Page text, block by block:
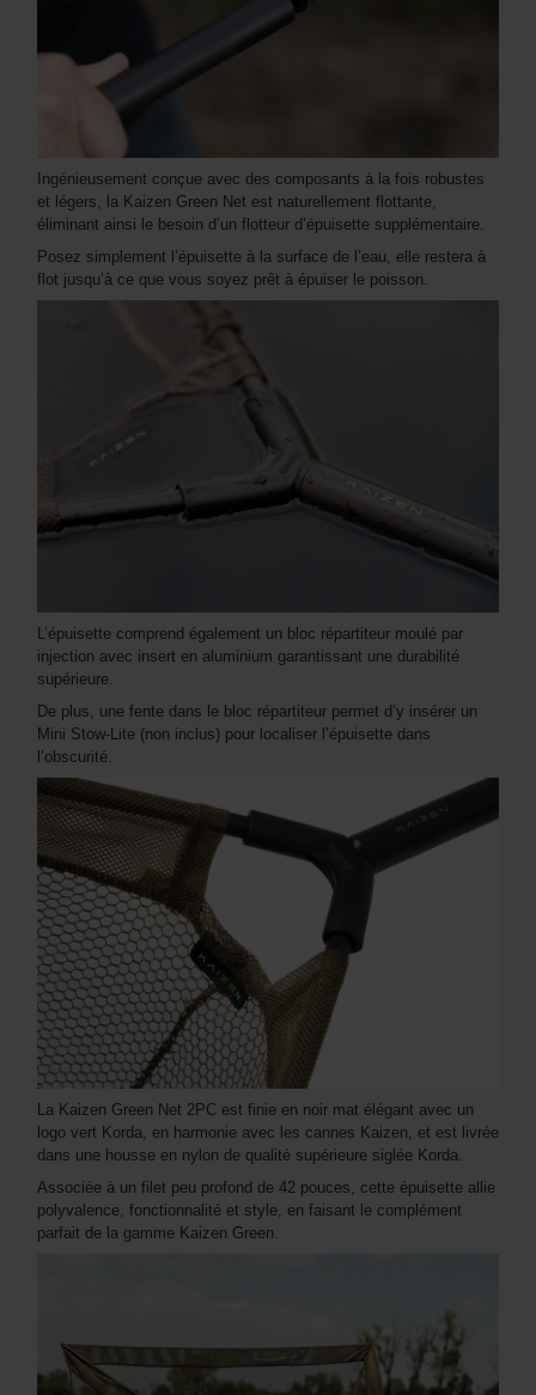
Ingénieusement conçue avec des composants à la fois robustes
et légers, la Kaizen Green Net est naturellement flottante,
éliminant ainsi le besoin d’un flotteur d’épuisette supplémentaire.
Posez simplement l’épuisette à la surface de l’eau, elle restera à
flot jusqu’à ce que vous soyez prêt à épuiser le poisson.
L’épuisette comprend également un bloc répartiteur moulé par
injection avec insert en aluminium garantissant une durabilité
supérieure.
De plus, une fente dans le bloc répartiteur permet d’y insérer un
Mini Stow-Lite (non inclus) pour localiser l’épuisette dans
l’obscurité.
La Kaizen Green Net 2PC est finie en noir mat élégant avec un
logo vert Korda, en harmonie avec les cannes Kaizen, et est livrée
dans une housse en nylon de qualité supérieure siglée Korda.
Associée à un filet peu profond de 42 pouces, cette épuisette allie
polyvalence, fonctionnalité et style, en faisant le complément
parfait de la gamme Kaizen Green.